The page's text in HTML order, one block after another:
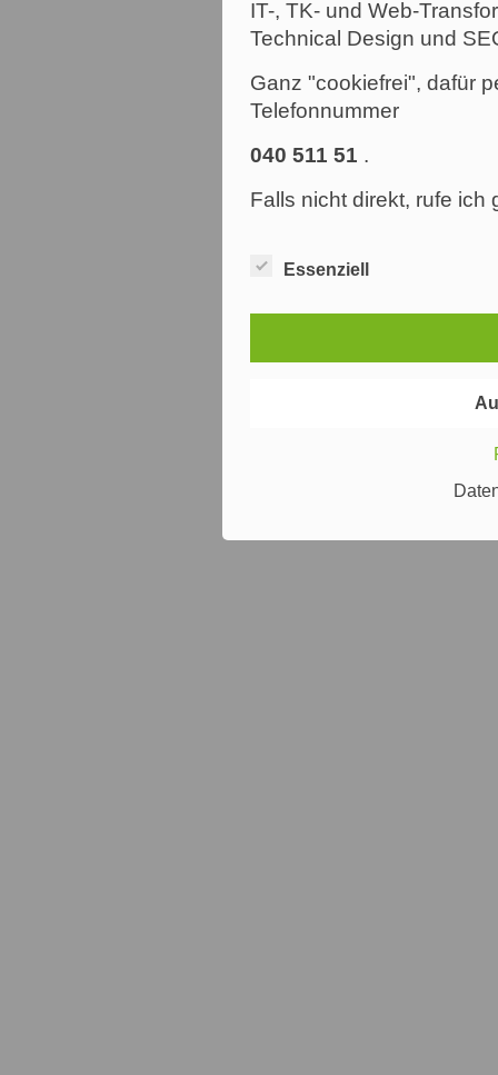
IT-, TK- und Web-
Technical Design und
Ganz "cookiefrei", dafür
Telefonnummer
040 511 51 .
Falls nicht direkt, rufe ich
Essenziell